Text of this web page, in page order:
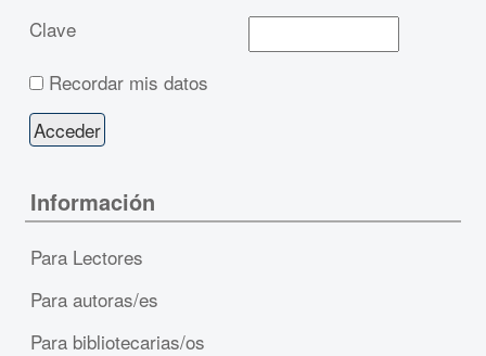
Clave
Recordar mis datos
Información
Para Lectores
Para autoras/es
Para bibliotecarias/os